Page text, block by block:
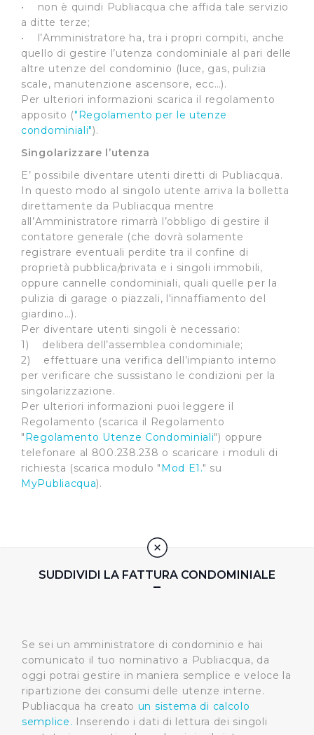
• non è quindi Publiacqua che affida tale servizio
a ditte terze;
• l’Amministratore ha, tra i propri compiti, anche
quello di gestire l’utenza condominiale al pari delle
altre utenze del condominio (luce, gas, pulizia
scale, manutenzione ascensore, ecc…).
Per ulteriori informazioni scarica il regolamento
apposito ("Regolamento per le utenze
condominiali").
Singolarizzare l’utenza
E’ possibile diventare utenti diretti di Publiacqua.
In questo modo al singolo utente arriva la bolletta
direttamente da Publiacqua mentre
all’Amministratore rimarrà l’obbligo di gestire il
contatore generale (che dovrà solamente
registrare eventuali perdite tra il confine di
proprietà pubblica/privata e i singoli immobili,
oppure cannelle condominiali, quali quelle per la
pulizia di garage o piazzali, l'innaffiamento del
giardino…).
Per diventare utenti singoli è necessario:
1) delibera dell’assemblea condominiale;
2) effettuare una verifica dell’impianto interno
per verificare che sussistano le condizioni per la
singolarizzazione.
Per ulteriori informazioni puoi leggere il
Regolamento (scarica il Regolamento
"Regolamento Utenze Condominiali") oppure
telefonare al 800.238.238 o scaricare i moduli di
richiesta (scarica modulo "Mod E1." su
MyPubliacqua).
SUDDIVIDI LA FATTURA CONDOMINIALE
Se sei un amministratore di condominio e hai
comunicato il tuo nominativo a Publiacqua, da
oggi potrai gestire in maniera semplice e veloce la
ripartizione dei consumi delle utenze interne.
Publiacqua ha creato un sistema di calcolo
semplice. Inserendo i dati di lettura dei singoli